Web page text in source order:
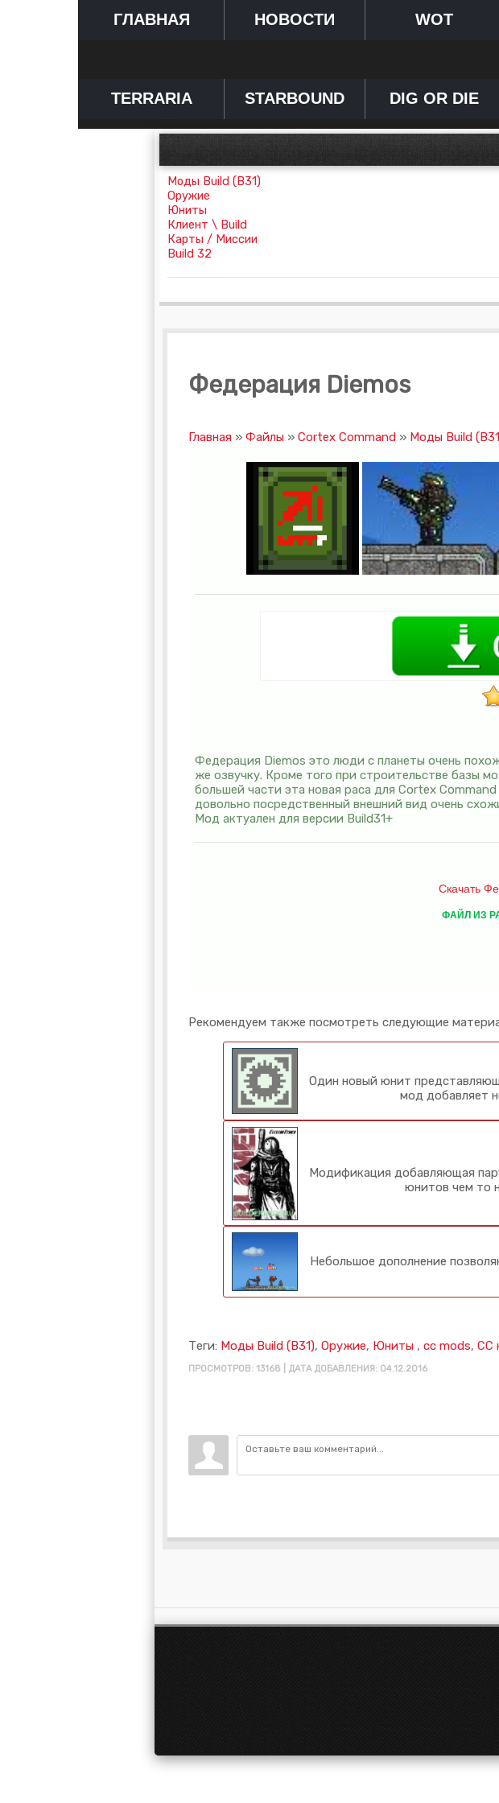
ГЛАВНАЯ НОВОСТИ WOT
TERRARIA STARBOUND DIG OR DIE
Моды Build (B31)
Оружие
Юниты
Клиент \ Build
Карты / Миссии
Build 32
Федерация Diemos
Главная » Файлы » Cortex Command » Моды Build
Федерация Diemos это люди с планеты очень
же озвучку. Кроме того при строительстве базы
большей части эта новая раса для Cortex
довольно посредственный внешний вид очень
Мод актуален для версии Build31+
Скачать
ФАЙЛ ИЗ
Рекомендуем также посмотреть следующие
Один новый юнит
мод добавляет
Модификация добавляющая
юнитов чем то
Небольшое дополнение
Теги: Моды Build (B31), Оружие, Юниты , cc mods, CC
ПРОСМОТРОВ: 13168 | ДАТА ДОБАВЛЕНИЯ: 04.12.2016